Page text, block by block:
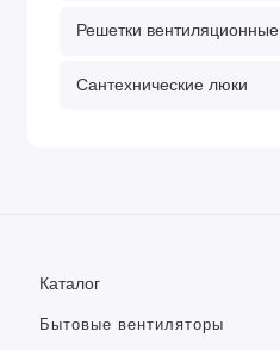
Решетки вентиляционные
Сантехнические люки
Каталог
Бытовые вентиляторы